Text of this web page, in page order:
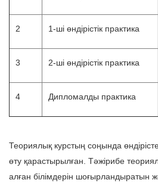
2 1-ші өндірістік практика
3 2-ші өндірістік практика
4 Дипломалды практика
Теориялық курстың соңында
өту қарастырылған. Тәжірибе
алған білімдерін